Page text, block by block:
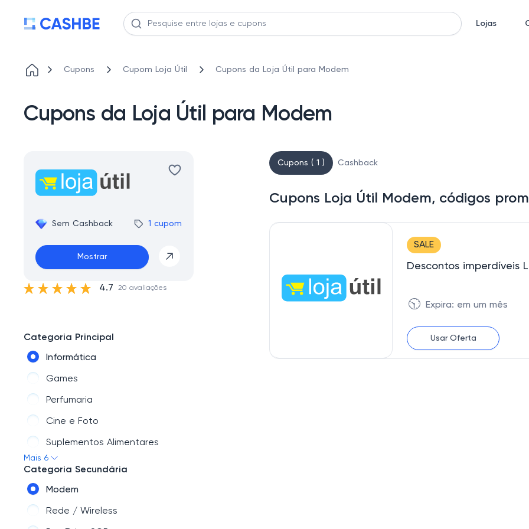
Lojas
Cupons Cupom Loja Útil Cupons da Loja Útil para Modem
Cupons da Loja Útil para Modem
Sem Cashback 1 cupom
Mostrar
4.7 20 avaliações
Categoria Principal
Informática
Games
Perfumaria
Cine e Foto
Suplementos Alimentares
Moda
Mais 6
Categoria Secundária
Modem
Rede / Wireless
Cupons ( 1 ) Cashback
Cupons Loja Útil Modem, códigos
SALE
Descontos imperdíveis
🕥 Expira: em um mês
Usar Oferta